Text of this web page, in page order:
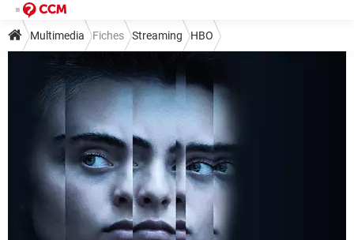
Multimedia Fiches Streaming HBO